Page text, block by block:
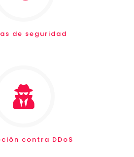
de seguridad
contra DDoS